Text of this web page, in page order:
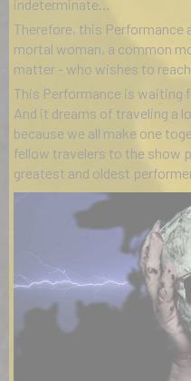
indeterminate...
Therefore, this Performance
mortal woman, a common
matter - who wishes to
This Performance is waiting
And it dreams of traveling a
because we all make one
fellow travelers to the show
greatest and oldest